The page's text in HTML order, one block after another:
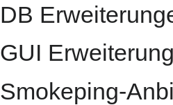
DB
GUI
Smokeping-